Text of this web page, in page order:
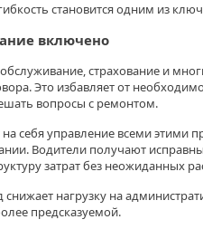
становится одним из
включено
страхование и
Это избавляет от
вопросы с ремонтом.
себя управление всеми этими
Водители получают
затрат без неожиданных
снижает нагрузку на
предсказуемой.